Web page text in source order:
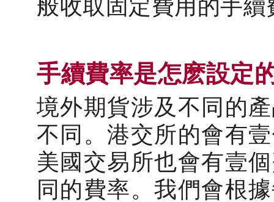
般收取固定費用的手續
手續費率是怎麽設定
境外期貨涉及不同的
不同。港交所的會有
美國交易所也會有壹
同的費率。我們會根